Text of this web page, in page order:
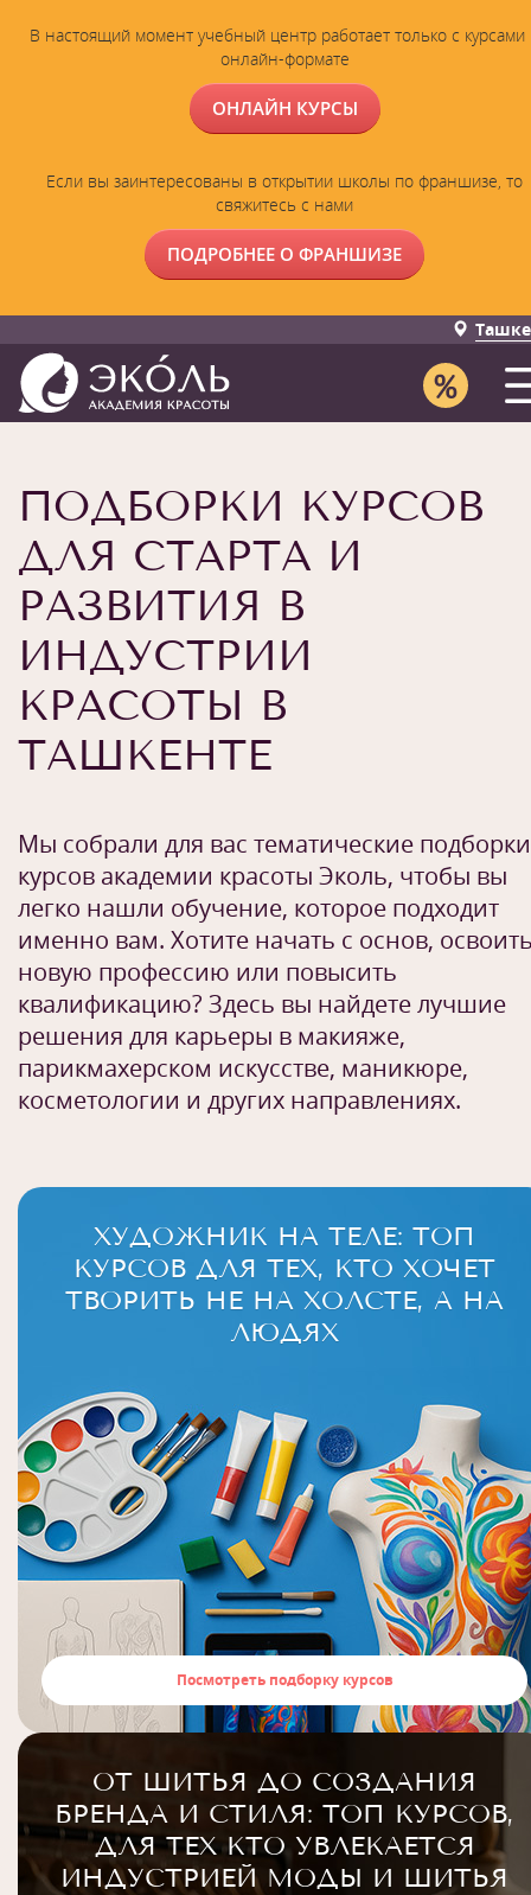
В настоящий момент учебный центр работает только с курсами
онлайн-формате
ОНЛАЙН КУРСЫ
Если вы заинтересованы в открытии школы по франшизе, то
свяжитесь с нами
ПОДРОБНЕЕ О ФРАНШИЗЕ
ПОДБОРКИ КУРСОВ
ДЛЯ СТАРТА И
РАЗВИТИЯ В
ИНДУСТРИИ
КРАСОТЫ В
ТАШКЕНТЕ
Мы собрали для вас тематические подборки
курсов академии красоты Эколь, чтобы вы
легко нашли обучение, которое подходит
именно вам. Хотите начать с основ,
новую профессию или повысить
квалификацию? Здесь вы найдете лучшие
решения для карьеры в макияже,
парикмахерском искусстве, маникюре,
косметологии и других направлениях.
ХУДОЖНИК НА ТЕЛЕ: ТОП
КУРСОВ ДЛЯ ТЕХ, КТО ХОЧЕТ
ТВОРИТЬ НЕ НА ХОЛСТЕ, А НА
ЛЮДЯХ
Посмотреть подборку курсов
ОТ ШИТЬЯ ДО СОЗДАНИЯ
БРЕНДА И СТИЛЯ: ТОП КУРСОВ,
ДЛЯ ТЕХ КТО УВЛЕКАЕТСЯ
ИНДУСТРИЕЙ МОДЫ И ШИТЬЯ